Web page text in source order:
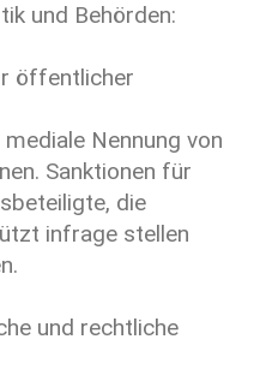
und Behörden:
öffentlicher
Nennung von
Sanktionen für
die
infrage stellen
und rechtliche